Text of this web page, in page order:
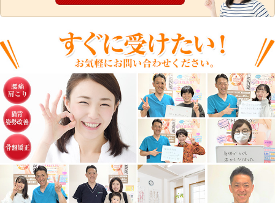
社員等の安全を確保しま
当院は、反社会的勢力に
防止するために、警察、
動推進センター及び弁護
専門機関と緊密な連携関
ます。